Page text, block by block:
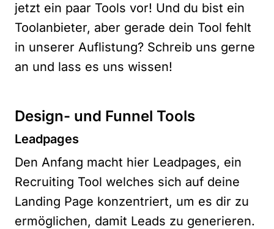
jetzt ein paar Tools vor! Und du bist ein
Toolanbieter, aber gerade dein Tool fehlt
in unserer Auflistung? Schreib uns gerne
an und lass es uns wissen!
Design- und Funnel Tools
Leadpages
Den Anfang macht hier Leadpages, ein
Recruiting Tool welches sich auf deine
Landing Page konzentriert, um es dir zu
ermöglichen, damit Leads zu generieren.